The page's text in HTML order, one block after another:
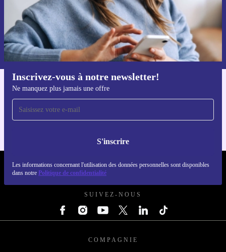
Inscrivez-vous à notre newsletter!
Ne manquez plus jamais une offre
S'inscrire
Les informations concernant l'utilisation des données personnelles sont disponibles
dans notre Politique de confidentialité
S'inscrire
Retrouvez les informations sur l'utilisation des données personnelles
dans notrepolitique de confidentialité.
Téléchargez l'application refurbed
Pour iOS et Android
REFURBED FRANCE - RETHINK NEW.
SUIVEZ-NOUS
COMPAGNIE